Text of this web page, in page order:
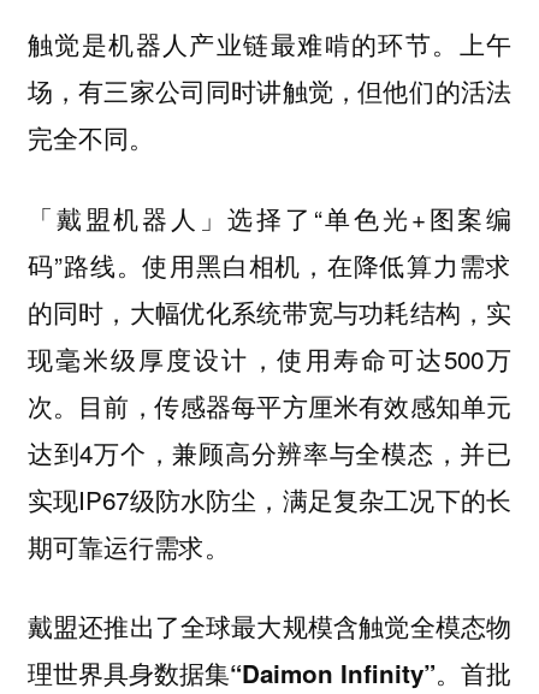
触觉是机器人产业链最难啃的环节。上午
场，有三家公司同时讲触觉，但他们的活法
完全不同。
「戴盟机器人」选择了“单色光+图案编
码”路线。使用黑白相机，在降低算力需求
的同时，大幅优化系统带宽与功耗结构，实
现毫米级厚度设计，使用寿命可达500万
次。目前，传感器每平方厘米有效感知单元
达到4万个，兼顾高分辨率与全模态，并已
实现IP67级防水防尘，满足复杂工况下的长
期可靠运行需求。
戴盟还推出了全球最大规模含触觉全模态物
理世界具身数据集“Daimon Infinity”。首批